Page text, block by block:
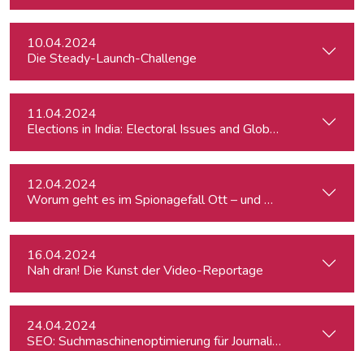
10.04.2024
Die Steady-Launch-Challenge
11.04.2024
Elections in India: Electoral Issues and Global Ambitions
12.04.2024
Worum geht es im Spionagefall Ott – und wie reagiert die
16.04.2024
Nah dran! Die Kunst der Video-Reportage
24.04.2024
SEO: Suchmaschinenoptimierung für Journalist:innen